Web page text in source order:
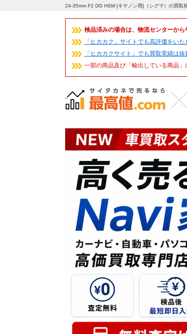
24-35mm F2 DG HSM [キヤノン用]（シグマ）の買取
検品済みの場合は、物流センターか
「ヒカカク」サイトでも高評価をいた
「ヒカカクサイト」でも買取実績は抜
一部の商品及び「輸出している商品」